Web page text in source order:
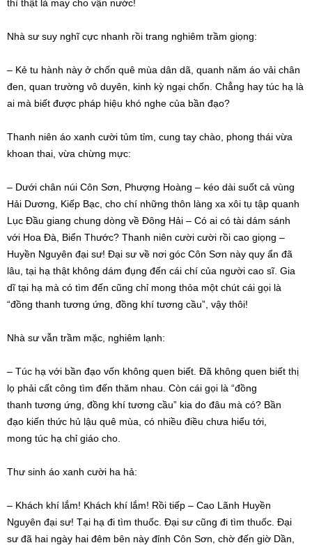
thì thật là may cho vận nước!
Nhà sư suy nghĩcực nhanh rồi trang nghiêm trầm giọng:
– Kẻ tu hành này ở chốn quê mùa dân dã, quanh năm áo vải chân
đen, quan trường vô duyên, kinh kỳ ngại chốn. Chẳng hay túc hạ là
ai mà biết được pháp hiệu khó nghe của bần đạo?
Thanh niên áo xanh cười tủm tỉm, cung tay chào, phong thái vừa
khoan thai, vừa chừng mực:
– Dưới chân núi Côn Sơn, Phượng Hoàng – kéo dài suốt cả vùng
Hải Dương, Kiếp Bạc, cho chí những thôn làng xa xôi tụ tập quanh
Lục Đầu giang chung dòng về Đông Hải – Có ai có tài dám sánh
với Hoa Đà, Biển Thước? Thanh niên cười cười rồi cao giọng –
Huyền Nguyên đại sư! Đại sư về nơi góc Côn Sơn này quy ẩn đã
lâu, tại hạ thật không dám đụng đến cái chí của người cao sĩ. Gia
dĩtại hạ mà có tìm đến cũng chỉ mong thỏa một chút cái gọi là
“đồng thanh tương ứng, đồng khí tương cầu”, vậy thôi!
Nhà sư vẫn trầm mặc, nghiêm lạnh:
– Túc hạ với bần đạo vốn không quen biết. Đã không quen biết thị
lọ phải cất công tìm đến thăm nhau. Còn cái gọi là “đồng
thanh tương ứng, đồng khí tương cầu” kia do đâu mà có? Bần
đạo kiến thức hủ lậu quê mùa, có nhiều điều chưa hiểu tới,
mong túc hạ chỉ giáo cho.
Thư sinh áo xanh cười ha hả:
– Khách khí lắm! Khách khí lắm! Rồi tiếp – Cao Lãnh Huyền
Nguyên đại sư! Tại hạ đi tìm thuốc. Đại sư cũng đi tìm thuốc. Đại
sư đã hai ngày hai đêm bên này đỉnh Côn Sơn, chờ đến giờ Dần,